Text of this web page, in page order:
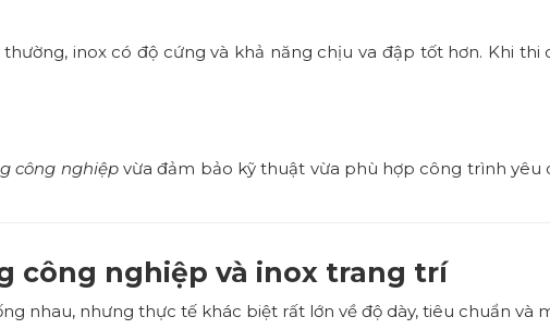
inox có độ cứng và khả năng chịu va đập tốt hơn. Khi
công nghiệpvừa đảm bảo kỹ thuật vừa phù hợp công trình yêu
công nghiệp và inox trang trí
nhau, nhưng thực tế khác biệt rất lớn về độ dày, tiêu chuẩn và